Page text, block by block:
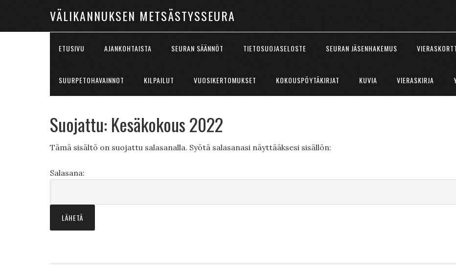
VÄLIKANNUKSEN METSÄSTYSSEURA
ETUSIVU AJANKOHTAISTA SEURAN SÄÄNNÖT TIETOSUOJASELOSTE SEURAN JÄSENHAKEMUS
SUURPETOHAVAINNOT KILPAILUT VUOSIKERTOMUKSET KOKOUSPÖYTÄKIRJAT KUVIA VIERASKIRJA
Suojattu: Kesäkokous 2022
Tämä sisältö on suojattu salasanalla. Syötä salasanasi näyttääksesi sisällön:
Salasana: